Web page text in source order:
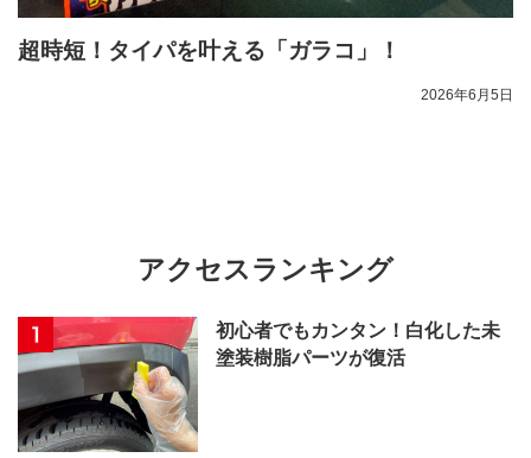
超時短！タイパを叶える「ガラコ」！
2026年6月5日
アクセスランキング
初心者でもカンタン！白化した未
塗装樹脂パーツが復活